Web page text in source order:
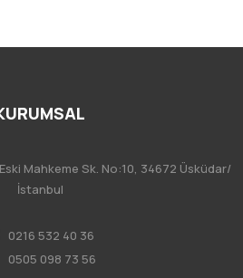
Mahkeme Sk. No:10, 34672 Üsküdar/
İstanbul
0216 532 40 36
0505 098 73 56